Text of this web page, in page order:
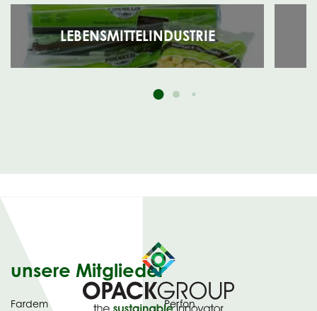
LEBENSMITTELINDUSTRIE
unsere Mitglieder
Fardem
Perfon